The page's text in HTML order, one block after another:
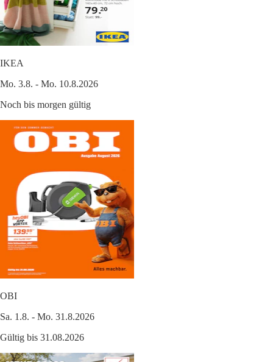
IKEA
Mo. 3.8. - Mo. 10.8.2026
Noch bis morgen gültig
OBI
Sa. 1.8. - Mo. 31.8.2026
Gültig bis 31.08.2026